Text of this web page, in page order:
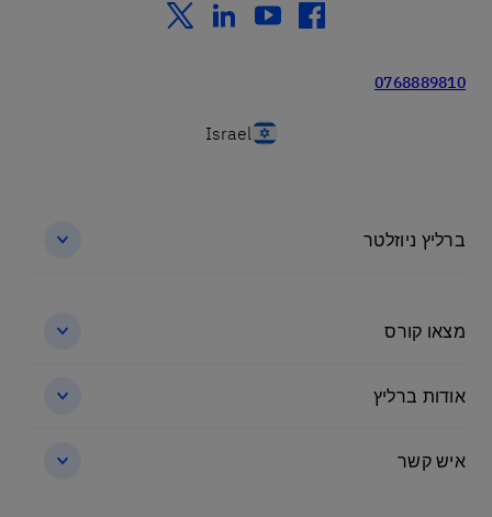
facebook
youtube
linkedin
twitter
0768889810
Israel
ברליץ ניוזלטר
מצאו קורס
אודות ברליץ
איש קשר